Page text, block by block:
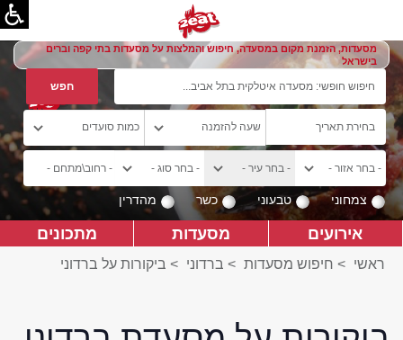
מסעדות, הזמנת מקום במסעדה, חיפוש והמלצות על מסעדות בתי קפה וברים
בישראל
צמחוני טבעוני כשר מהדרין
אירועים מסעדות מתכונים
ראשי > חיפוש מסעדות > ברדוני > ביקורות על ברדוני